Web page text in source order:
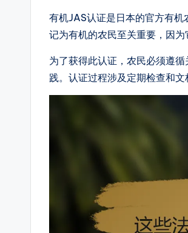
有机JAS认证是日本的官方有
记为有机的农民至关重要，因为
为了获得此认证，农民必须遵
践。认证过程涉及定期检查和文